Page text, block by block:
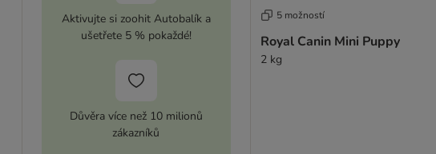
Aktivujte si zoohit Autobalík a
ušetřete 5 % pokaždé!
Důvěra více než 10 milionů
zákazníků
5 možností
Royal Canin Mini Puppy
2 kg